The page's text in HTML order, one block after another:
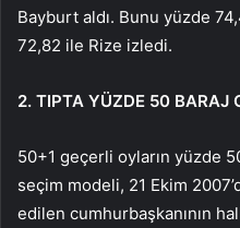
Bayburt aldı. Bunu yüzde
72,82 ile Rize izledi.
2. TIPTA YÜZDE 50 BARAJ
50+1 geçerli oyların yüzde
seçim modeli, 21 Ekim
edilen cumhurbaşkanının